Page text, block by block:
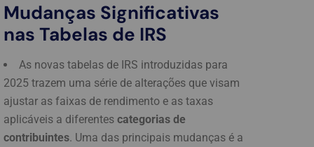
Mudanças Significativas
nas Tabelas de IRS
As novas tabelas de IRS introduzidas para
2025 trazem uma série de alterações que visam
ajustar as faixas de rendimento e as taxas
aplicáveis a diferentes categorias de
contribuintes. Uma das principais mudanças é a